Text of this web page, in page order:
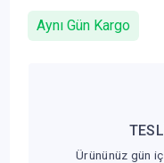
Aynı Gün Kargo
Ürününüz gün